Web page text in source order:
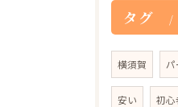
タグ
横須賀
安い 初心